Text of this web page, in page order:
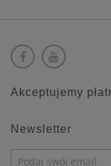
Akceptujemy
Newsletter